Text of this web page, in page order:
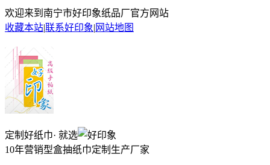
欢迎来到南宁市好印象纸品厂官方网站
收藏本站|联系好印象| 网站地图
定制好纸巾· 就选
10年营销型盒抽纸巾定制生产厂家